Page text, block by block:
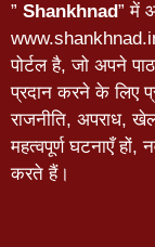
” Shankhnad” में
पोर्टल है, जो अपने
प्रदान करने के लिए
राजनीति, अपराध,
महत्वपूर्ण घटनाएँ हों,
करते हैं।